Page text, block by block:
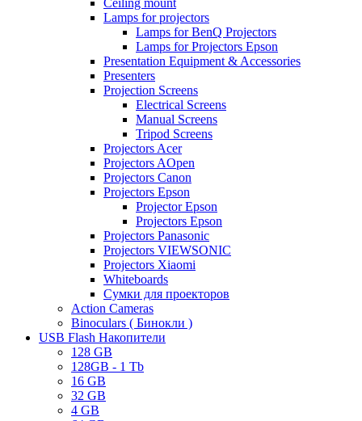
Ceiling mount
Lamps for projectors
Lamps for BenQ Projectors
Lamps for Projectors Epson
Presentation Equipment & Accessories
Presenters
Projection Screens
Electrical Screens
Manual Screens
Tripod Screens
Projectors Acer
Projectors AOpen
Projectors Canon
Projectors Epson
Projector Epson
Projectors Epson
Projectors Panasonic
Projectors VIEWSONIC
Projectors Xiaomi
Whiteboards
Сумки для проекторов
Action Cameras
Binoculars ( Бинокли )
USB Flash Накопители
128 GB
128GB - 1 Tb
16 GB
32 GB
4 GB